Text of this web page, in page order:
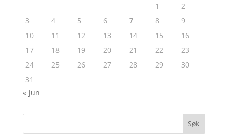
1
2
3
4 5 6 7 8
9
10
11 12 13 14 15
16
17
18 19 20 21 22
23
24
25 26 27 28 29
30
31
« jun